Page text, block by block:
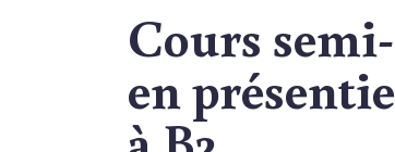
Cours
en